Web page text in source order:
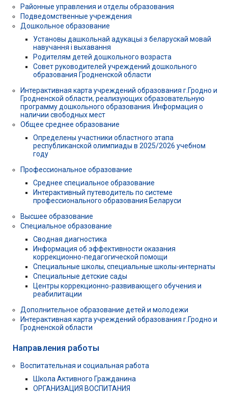
Районные управления и отделы образования
Подведомственные учреждения
Дошкольное образование
Установы дашкольнай адукацыі з беларускай мовай
навучання і выхавання
Родителям детей дошкольного возраста
Совет руководителей учреждений дошкольного
образования Гродненской области
Интерактивная карта учреждений образования г.Гродно и
Гродненской области, реализующих образовательную
программу дошкольного образования. Информация о
наличии свободных мест
Общее среднее образование
Определены участники областного этапа
республиканской олимпиады в 2025/2026 учебном
году
Профессиональное образование
Среднее специальное образование
Интерактивный путеводитель по системе
профессионального образования Беларуси
Высшее образование
Специальное образование
Сводная диагностика
Информация об эффективности оказания
коррекционно-педагогической помощи
Специальные школы, специальные школы-интернаты
Специальные детские сады
Центры коррекционно-развивающего обучения и
реабилитации
Дополнительное образование детей и молодежи
Интерактивная карта учреждений образования г.Гродно и
Гродненской области
Направления работы
Воспитательная и социальная работа
Школа Активного Гражданина
ОРГАНИЗАЦИЯ ВОСПИТАНИЯ